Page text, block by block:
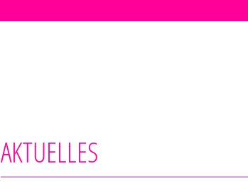
AKTUELLES